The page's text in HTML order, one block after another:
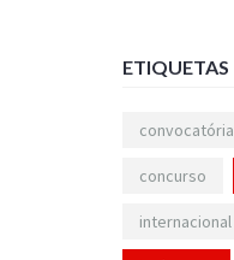
ETIQUETAS
convocatória
concurso
internacional